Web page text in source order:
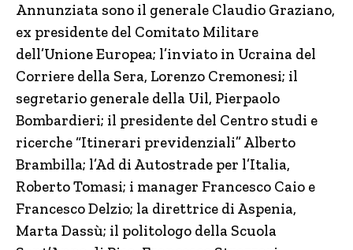
Annunziata sono il generale Claudio Graziano,
ex presidente del Comitato Militare
dell’Unione Europea; l’inviato in Ucraina del
Corriere della Sera, Lorenzo Cremonesi; il
segretario generale della Uil, Pierpaolo
Bombardieri; il presidente del Centro studi e
ricerche “Itinerari previdenziali” Alberto
Brambilla; l’Ad di Autostrade per l’Italia,
Roberto Tomasi; i manager Francesco Caio e
Francesco Delzio; la direttrice di Aspenia,
Marta Dassù; il politologo della Scuola